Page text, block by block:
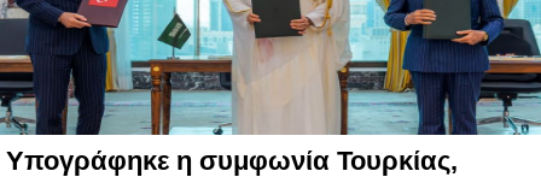
Υπογράφηκε η συμφωνία Τουρκίας,